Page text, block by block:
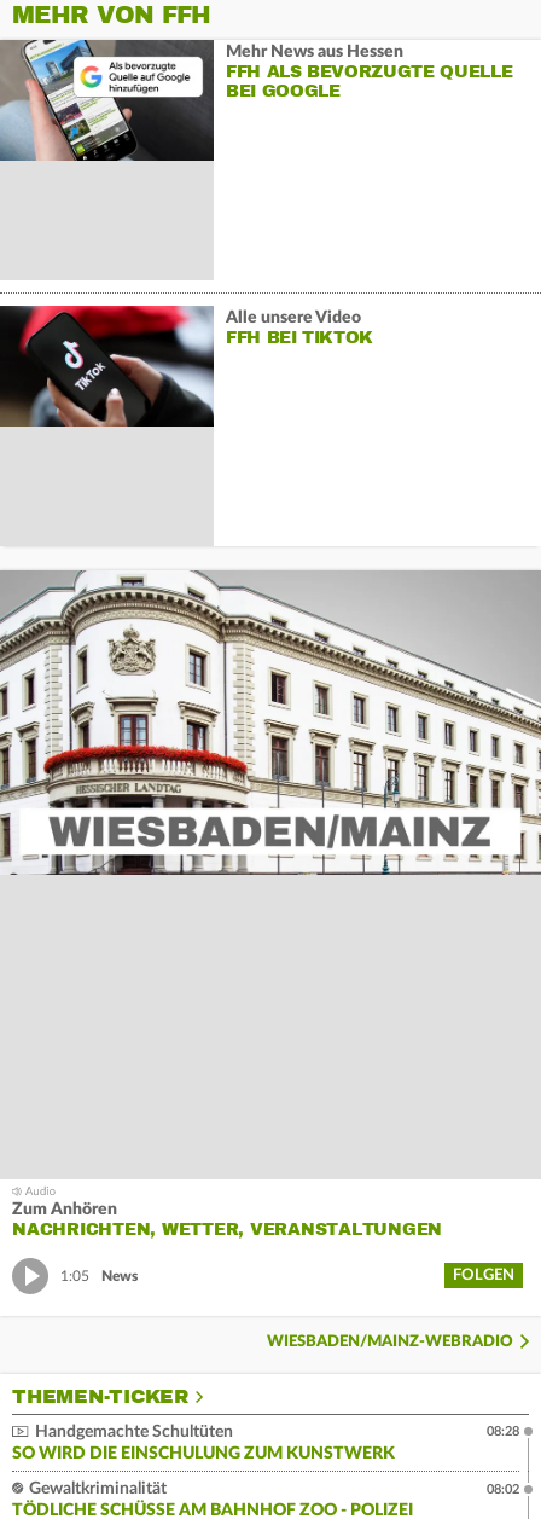
MEHR VON FFH
Mehr News aus Hessen
FFH ALS BEVORZUGTE QUELLE
BEI GOOGLE
Alle unsere Video
FFH BEI TIKTOK
Zum Anhören
NACHRICHTEN, WETTER, VERANSTALTUNGEN
1:05 News FOLGEN
WIESBADEN/MAINZ-WEBRADIO
THEMEN-TICKER
Handgemachte Schultüten
SO WIRD DIE EINSCHULUNG ZUM KUNSTWERK
08:28
Gewaltkriminalität
TÖDLICHE SCHÜSSE AM BAHNHOF ZOO - POLIZEI
08:02